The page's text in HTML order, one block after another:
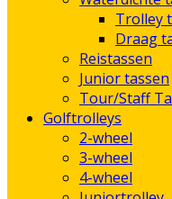
Trolley
Draag
Reistassen
Junior tassen
Tour/Staff
Golftrolleys
2-wheel
3-wheel
4-wheel